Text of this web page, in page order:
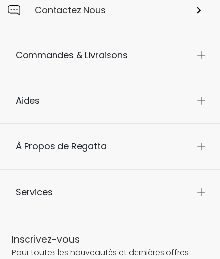
Contactez Nous
Commandes & Livraisons
Aides
À Propos de Regatta
Services
Inscrivez-vous
Pour toutes les nouveautés et dernières offres